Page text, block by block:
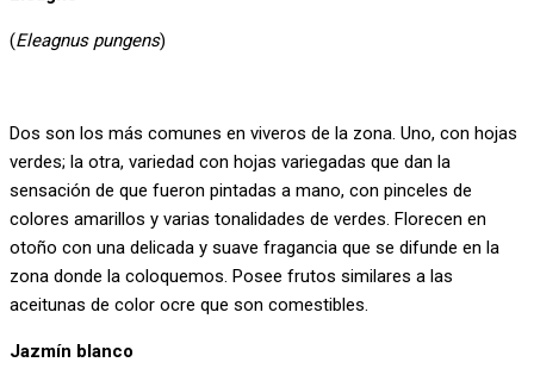
(Eleagnus pungens)
Dos son los más comunes en viveros de la zona. Uno, con hojas
verdes; la otra, variedad con hojas variegadas que dan la
sensación de que fueron pintadas a mano, con pinceles de
colores amarillos y varias tonalidades de verdes. Florecen en
otoño con una delicada y suave fragancia que se difunde en la
zona donde la coloquemos. Posee frutos similares a las
aceitunas de color ocre que son comestibles.
Jazmín blanco